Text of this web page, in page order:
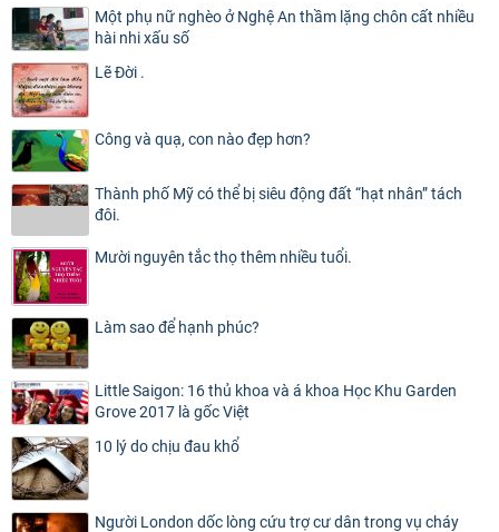
Một phụ nữ nghèo ở Nghệ An thầm lặng chôn cất nhiều
hài nhi xấu số
Lẽ Đời .
Công và quạ, con nào đẹp hơn?
Thành phố Mỹ có thể bị siêu động đất “hạt nhân” tách
đôi.
Mười nguyên tắc thọ thêm nhiều tuổi.
Làm sao để hạnh phúc?
Little Saigon: 16 thủ khoa và á khoa Học Khu Garden
Grove 2017 là gốc Việt
10 lý do chịu đau khổ
Người London dốc lòng cứu trợ cư dân trong vụ cháy